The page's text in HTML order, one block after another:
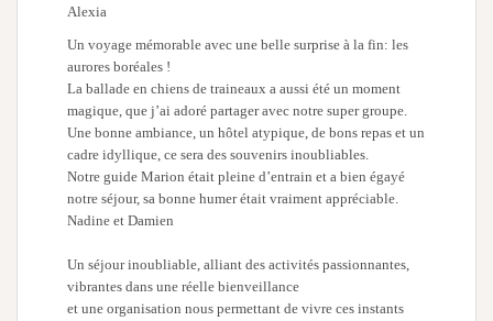
Alexia
Un voyage mémorable avec une belle surprise à la fin: les
aurores boréales !
La ballade en chiens de traineaux a aussi été un moment
magique, que j’ai adoré partager avec notre super groupe.
Une bonne ambiance, un hôtel atypique, de bons repas et un
cadre idyllique, ce sera des souvenirs inoubliables.
Notre guide Marion était pleine d’entrain et a bien égayé
notre séjour, sa bonne humer était vraiment appréciable.
Nadine et Damien
Un séjour inoubliable, alliant des activités passionnantes,
vibrantes dans une réelle bienveillance
et une organisation nous permettant de vivre ces instants